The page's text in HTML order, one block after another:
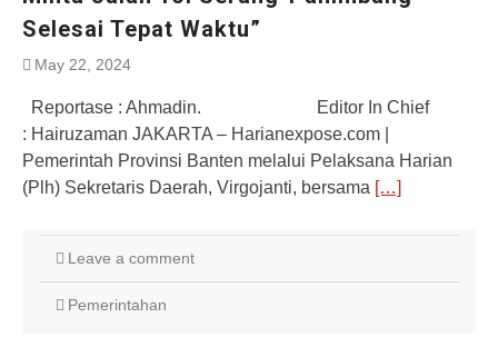
Selesai Tepat Waktu”
May 22, 2024
Reportase : Ahmadin. Editor In Chief
: Hairuzaman JAKARTA – Harianexpose.com |
Pemerintah Provinsi Banten melalui Pelaksana Harian
(Plh) Sekretaris Daerah, Virgojanti, bersama […]
Leave a comment
Pemerintahan